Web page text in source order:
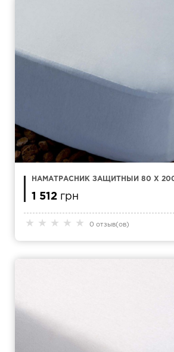
★ ★ ★ ★ ★ 0 отзыв(ов)
НАМАТРАСНИК ЗАЩИТНЫЙ 80 X
1 512 грн